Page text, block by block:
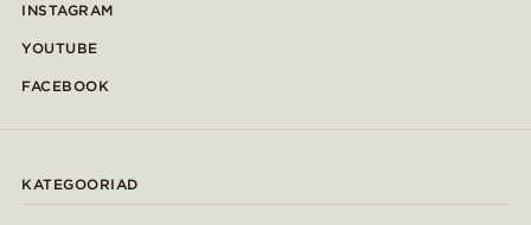
INSTAGRAM
YOUTUBE
FACEBOOK
KATEGOORIAD